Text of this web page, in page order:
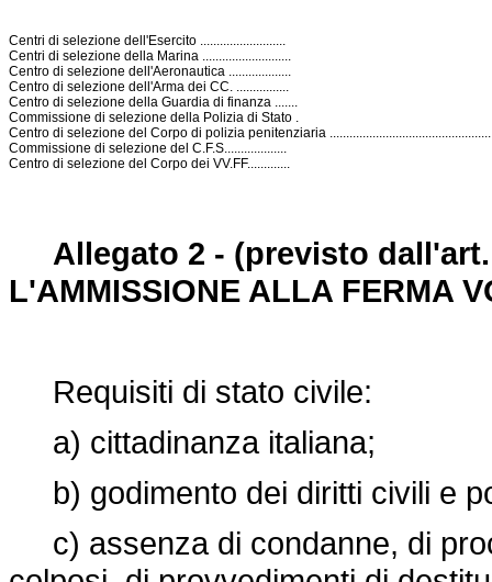
Centri di selezione dell'Esercito ..........................
Centri di selezione della Marina ...........................
Centro di selezione dell'Aeronautica ...................
Centro di selezione dell'Arma dei CC. ................
Centro di selezione della Guardia di finanza .......
Commissione di selezione della Polizia di Stato .
Centro di selezione del Corpo di polizia penitenziaria
Commissione di selezione del C.F.S...................
Centro di selezione del Corpo dei VV.FF.............
Allegato 2 - (previsto
L'AMMISSIONE ALLA FERMA
Requisiti di stato civile:
a) cittadinanza italiana;
b) godimento dei diritti civili e
c) assenza di condanne, di